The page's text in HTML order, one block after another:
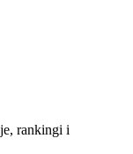
rankingi i